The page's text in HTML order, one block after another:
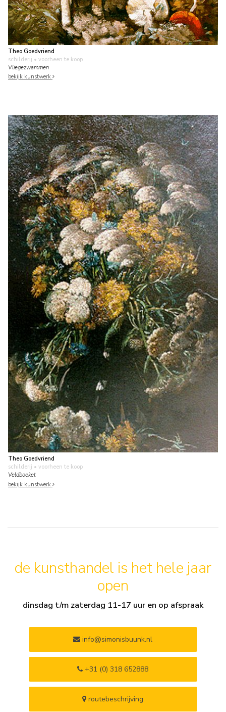
Theo Goedvriend
schilderij • voorheen te koop
Vliegezwammen
bekijk kunstwerk
Theo Goedvriend
schilderij • voorheen te koop
Veldboeket
bekijk kunstwerk
de kunsthandel is het hele jaar
open
dinsdag t/m zaterdag 11-17 uur en op afspraak
info@simonisbuunk.nl
+31 (0) 318 652888
routebeschrijving